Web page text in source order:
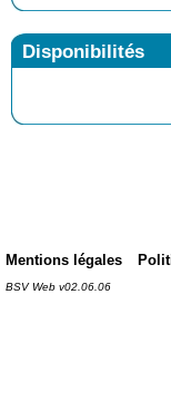
Disponibilités
Mentions légales
BSV Web v02.06.06